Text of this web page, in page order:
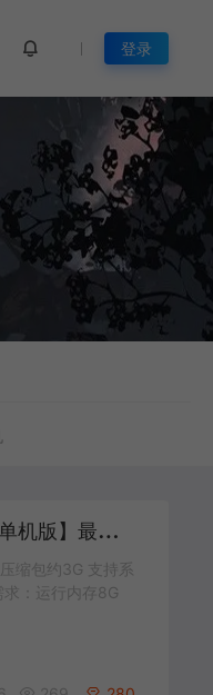
登录
爱
游网单亲测【青云战歌单机版】最新整理页游修仙单机一键端Win系单机服务端PC客户端 GM后台 通用视频教学+手工端文本教学
缩包约3G 支持系
：运行内存8G